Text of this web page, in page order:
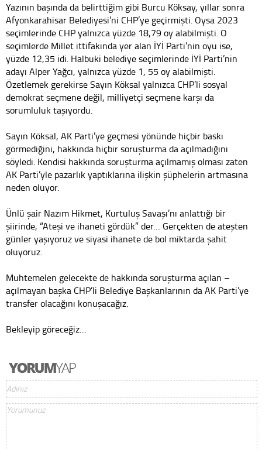
Yazının başında da belirttiğim gibi Burcu Köksay, yıllar sonra
Afyonkarahisar Belediyesi’ni CHP’ye geçirmişti. Oysa 2023
seçimlerinde CHP yalnızca yüzde 18,79 oy alabilmişti. O
seçimlerde Millet ittifakında yer alan İYİ Parti’nin oyu ise,
yüzde 12,35 idi. Halbuki belediye seçimlerinde İYİ Parti’nin
adayı Alper Yağcı, yalnızca yüzde 1, 55 oy alabilmişti.
Özetlemek gerekirse Sayın Köksal yalnızca CHP’li sosyal
demokrat seçmene değil, milliyetçi seçmene karşı da
sorumluluk taşıyordu.
Sayın Köksal, AK Parti’ye geçmesi yönünde hiçbir baskı
görmediğini, hakkında hiçbir soruşturma da açılmadığını
söyledi. Kendisi hakkında soruşturma açılmamış olması zaten
AK Parti’yle pazarlık yaptıklarına ilişkin şüphelerin artmasına
neden oluyor.
Ünlü şair Nazım Hikmet, Kurtuluş Savaşı’nı anlattığı bir
şiirinde, “Ateşi ve ihaneti gördük” der… Gerçekten de ateşten
günler yaşıyoruz ve siyasi ihanete de bol miktarda şahit
oluyoruz.
Muhtemelen gelecekte de hakkında soruşturma açılan –
açılmayan başka CHP’li Belediye Başkanlarının da AK Parti’ye
transfer olacağını konuşacağız.
Bekleyip göreceğiz…